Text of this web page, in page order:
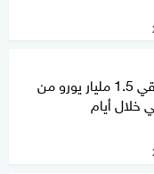
مصر تتوقع تلقي 1.5 مليار يورو من
خلال أيام